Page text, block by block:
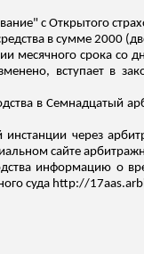
с Открытого
в сумме 2000
месячного срока со
вступает в
в Семнадцатый
через
сайте
информацию о
суда http://